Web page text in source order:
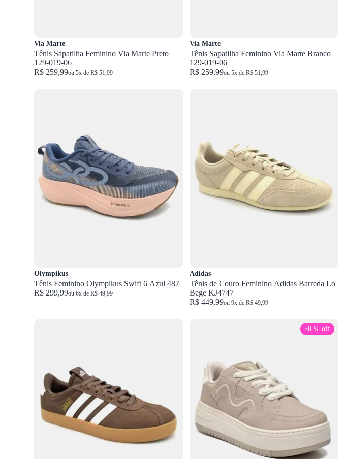
Via Marte
Tênis Sapatilha Feminino Via Marte Preto
129-019-06
R$ 259,99ou 5x de R$ 51,99
Via Marte
Tênis Sapatilha Feminino Via Marte Branco
129-019-06
R$ 259,99ou 5x de R$ 51,99
Olympikus
Tênis Feminino Olympikus Swift 6 Azul 487
R$ 299,99ou 6x de R$ 49,99
Adidas
Tênis de Couro Feminino Adidas Barreda Lo
Bege KJ4747
R$ 449,99ou 9x de R$ 49,99
50 % off